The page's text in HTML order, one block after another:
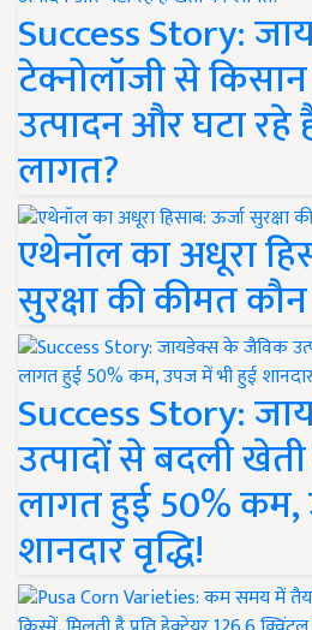
Success Story:
टेक्नोलॉजी से
उत्पादन और घटा रहे
लागत?
एथेनॉल का अधूरा
सुरक्षा की कीमत
Success Story:
उत्पादों से बदली
लागत हुई 50%
शानदार वृद्धि!